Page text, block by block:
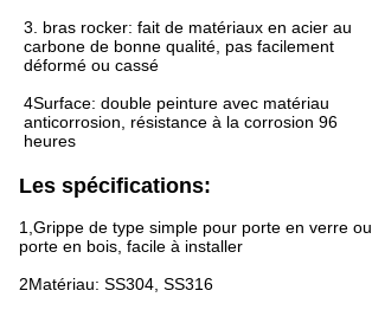
3. bras rocker: fait de matériaux en acier au
carbone de bonne qualité, pas facilement
déformé ou cassé
4Surface: double peinture avec matériau
anticorrosion, résistance à la corrosion 96
heures
Les spécifications:
1,Grippe de type simple pour porte en verre ou
porte en bois, facile à installer
2Matériau: SS304, SS316